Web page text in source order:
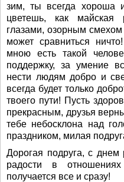
зим, ты всегда хороша
цветешь, как
глазами, озорным
может сравниться
мною есть такой
поддержку, за умение
нести людям добро и
всегда будет только
твоего пути! Пусть
прекрасным, друзья
тебе небосклона над
праздником, милая
Дорогая подруга, с
радости в
получается все и сразу!